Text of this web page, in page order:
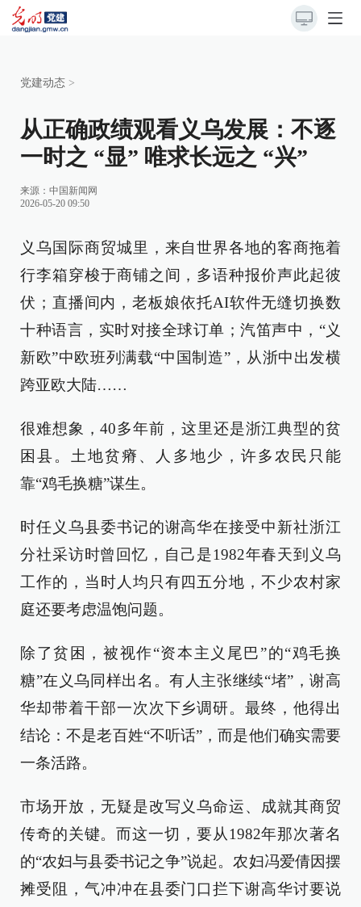
党建动态 >
从正确政绩观看义乌发展：不逐
一时之 “显” 唯求长远之 “兴”
来源： 中国新闻网
2026-05-20 09:50
义乌国际商贸城里，来自世界各地的客商拖着
行李箱穿梭于商铺之间，多语种报价声此起彼
伏；直播间内，老板娘依托AI软件无缝切换数
十种语言，实时对接全球订单；汽笛声中，“义
新欧”中欧班列满载“中国制造”，从浙中出发横
跨亚欧大陆……
很难想象，40多年前，这里还是浙江典型的贫
困县。土地贫瘠、人多地少，许多农民只能
靠“鸡毛换糖”谋生。
时任义乌县委书记的谢高华在接受中新社浙江
分社采访时曾回忆，自己是1982年春天到义乌
工作的，当时人均只有四五分地，不少农村家
庭还要考虑温饱问题。
除了贫困，被视作“资本主义尾巴”的“鸡毛换
糖”在义乌同样出名。有人主张继续“堵”，谢高
华却带着干部一次次下乡调研。最终，他得出
结论：不是老百姓“不听话”，而是他们确实需要
一条活路。
市场开放，无疑是改写义乌命运、成就其商贸
传奇的关键。而这一切，要从1982年那次著名
的“农妇与县委书记之争”说起。农妇冯爱倩因摆
摊受阻，气冲冲在县委门口拦下谢高华讨要说